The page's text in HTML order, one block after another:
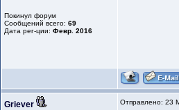
Покинул форум
Сообщений всего: 69
Дата рег-ции: Февр. 2016
Griever Отправлено: 23